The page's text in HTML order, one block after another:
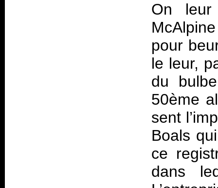
On
pour
le leur,
du
50ème
sent
Boals
ce
dans